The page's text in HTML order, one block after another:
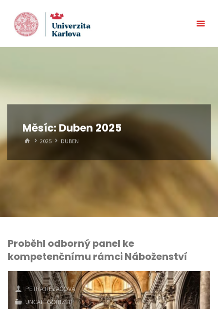
content
Měsíc:Duben 2025
HOME
2025 DUBEN
Proběhl odborný panel ke
kompetenčnímu rámci Náboženství
PETRA ŘEZÁČOVÁ
UNCATEGORIZED